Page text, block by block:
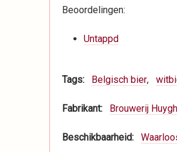
Beoordelingen:
Untappd
Tags Belgisch bier
Fabrikant Brouwerij
Beschikbaarheid